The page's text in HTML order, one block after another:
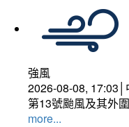
強風
2026-08-08,
第13號颱風及其外
more...